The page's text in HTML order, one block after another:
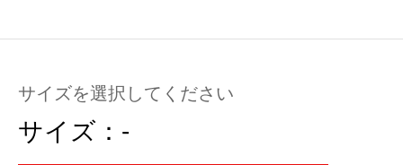
サイズを選択してください
サイズ： -